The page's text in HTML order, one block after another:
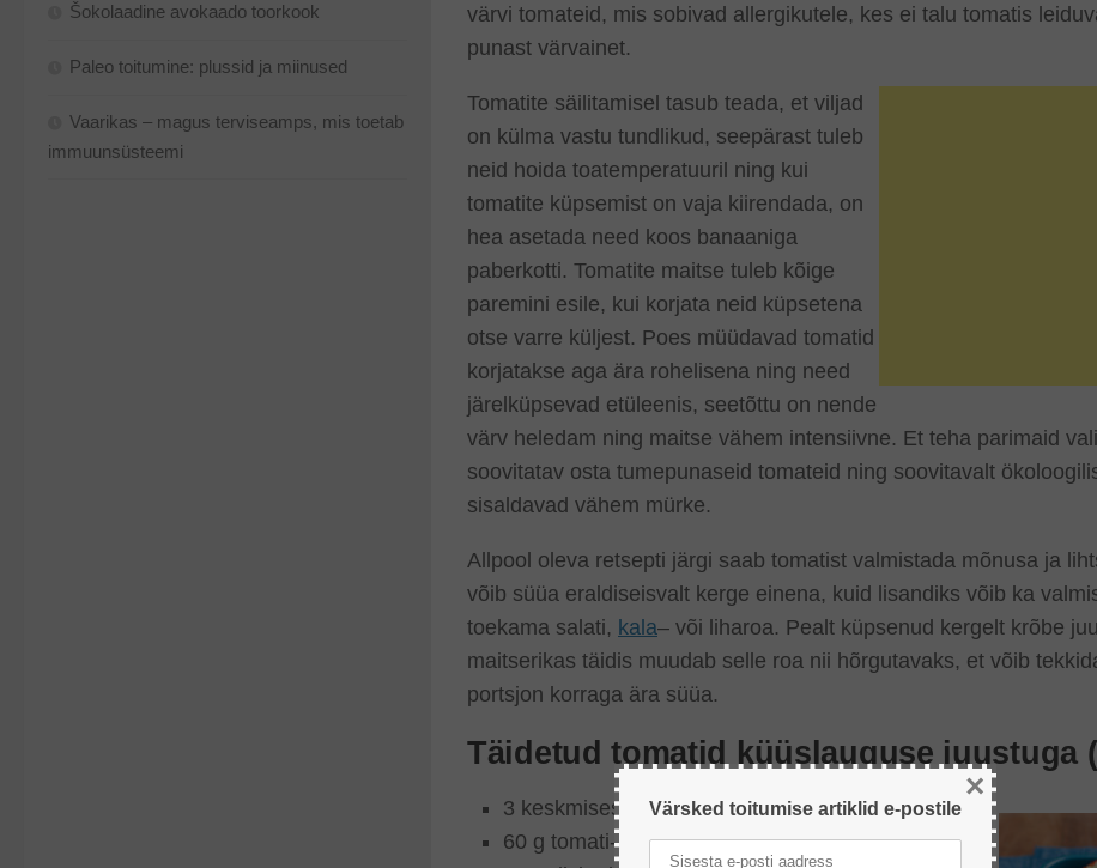
värvi tomateid, mis sobivad allergikutele, kes ei talu tomatis
punast värvainet.
Tomatite säilitamisel tasub teada, et viljad
on külma vastu tundlikud, seepärast tuleb
neid hoida toatemperatuuril ning kui
tomatite küpsemist on vaja kiirendada, on
hea asetada need koos banaaniga
paberkotti. Tomatite maitse tuleb kõige
paremini esile, kui korjata neid küpsetena
otse varre küljest. Poes müüdavad tomatid
korjatakse aga ära rohelisena ning need
järelküpsevad etüleenis, seetõttu on nende
värv heledam ning maitse vähem intensiivne. Et teha parimaid
soovitatav osta tumepunaseid tomateid ning soovitavalt
sisaldavad vähem mürke.
Allpool oleva retsepti järgi saab tomatist valmistada mõnusa ja
võib süüa eraldiseisvalt kerge einena, kuid lisandiks võib ka
toekama salati, kala– või liharoa. Pealt küpsenud kergelt krõbe
maitserikas täidis muudab selle roa nii hõrgutavaks, et võib
portsjon korraga ära süüa.
Täidetud tomatid küüslauguse juustuga
3 keskmisest suuremat tomatit
60 g tomati- ja basiilikumaitselist toorjuustu
Šokolaadine avokaado toorkook
Paleo toitumine: plussid ja miinused
Vaarikas – magus terviseamps, mis toetab
immuunsüsteemi
Värsked toitumise artiklid e-postile
×